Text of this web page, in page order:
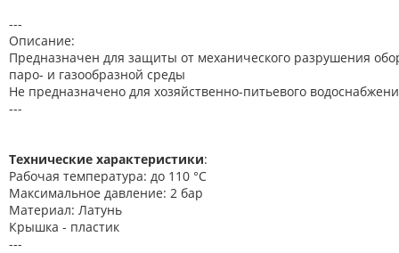
---
Описание:
Предназначен для защиты от механического разрушения
паро- и газообразной среды
Не предназначено для хозяйственно-питьевого
---
Технические характеристики:
Рабочая температура: до 110 °С
Максимальное давление: 2 бар
Материал: Латунь
Крышка - пластик
---